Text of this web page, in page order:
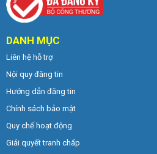
DANH MỤC
Liên hệ hỗ trợ
Nội quy đăng tin
Hướng dẫn đăng tin
Chính sách bảo mật
Quy chế hoạt động
Giải quyết tranh chấp